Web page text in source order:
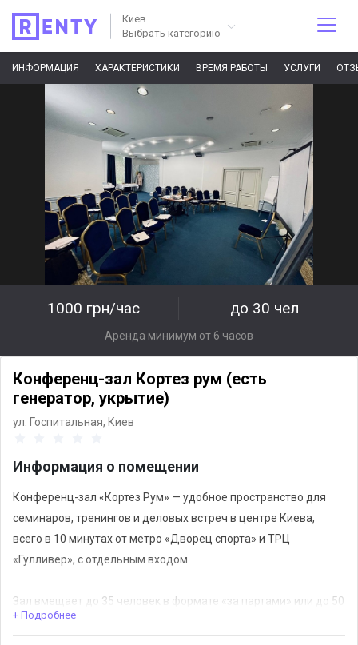
Киев
Выбрать категорию
ИНФОРМАЦИЯ ХАРАКТЕРИСТИКИ ВРЕМЯ РАБОТЫ УСЛУГИ
1000 грн/час до 30 чел
Аренда минимум от 6 часов
Конференц-зал Кортез рум (есть
генератор, укрытие)
ул. Госпитальная, Киев
Информация о помещении
Конференц-зал «Кортез Рум» — удобное пространство для
семинаров, тренингов и деловых встреч в центре Киева,
всего в 10 минутах от метро «Дворец спорта» и ТРЦ
«Гулливер», с отдельным входом.
Зал вмещает до 35 человек в формате «за партами» или до 50
— в формате «театр». Стоимость аренды на полный день
+ Подробнее